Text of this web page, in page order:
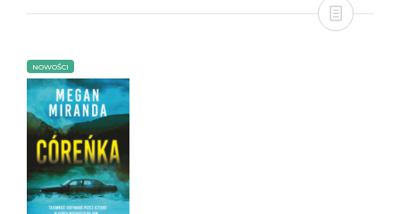
NOWOŚCI